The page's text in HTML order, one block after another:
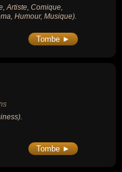
Artiste, Comique,
Humour, Musique).
Tombe ►
Tombe ►